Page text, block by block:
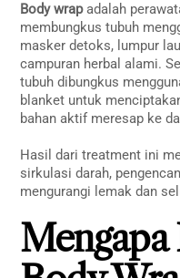
Body wrapadalah
membungkus tubuh
masker detoks, lumpur
campuran herbal alami.
tubuh dibungkus
blanket untuk
bahan aktif meresap ke
Hasil dari treatment ini
sirkulasi darah,
mengurangi lemak dan